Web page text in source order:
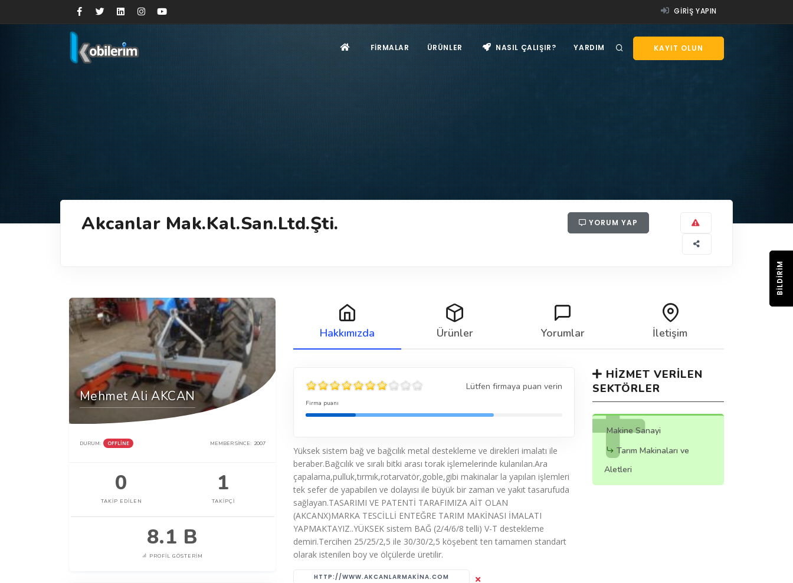
GIRIŞ YAPIN
KAYIT OLUN
FIRMALAR ÜRÜNLER NASIL ÇALIŞIR? YARDIM
Akcanlar Mak.Kal.San.Ltd.Şti. YORUM YAP
Mehmet Ali AKCAN
DURUM: OFFLINE MEMBER SINCE: 2007
0
TAKIP EDILEN
1
TAKIPÇI
8.1 B
PROFIL GÖSTERIM
Hakkımızda Ürünler Yorumlar İletişim
Lütfen firmaya puan verin
Firma puanı
Yüksek sistem bağ ve bağcılık metal destekleme ve direkleri imalatı ile
beraber.Bağcılık ve sıralı bitki arası torak işlemelerinde kulanılan.Ara
çapalama,pulluk,tırmık,rotarvatör,goble,gibi makinalar la yapılan işlemleri
tek sefer de yapabilen ve dolayısı ile büyük bir zaman ve yakıt tasarufuda
sağlayan.TASARIMI VE PATENTİ TARAFIMIZA AİT OLAN
(AKCANX)MARKA TESCİLLİ ENTEĞRE TARIM MAKİNASI İMALATI
YAPMAKTAYIZ..YÜKSEK sistem BAĞ (2/4/6/8 telli) V-T destekleme
demiri.Tercihen 25/25/2,5 ile 30/30/2,5 köşebent ten tamamen standart
olarak istenilen boy ve ölçülerde üretilir.
HTTP://WWW.AKCANLARMAKINA.COM
HIZMET VERILEN
SEKTÖRLER
Makine Sanayi
Tarım Makinaları ve
Aletleri
BILDIRIM